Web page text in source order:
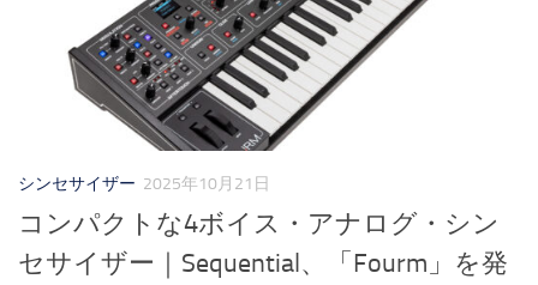
シンセサイザー 2025年10月21日
コンパクトな4ボイス・アナログ・シン
セサイザー｜Sequential、「Fourm」を発